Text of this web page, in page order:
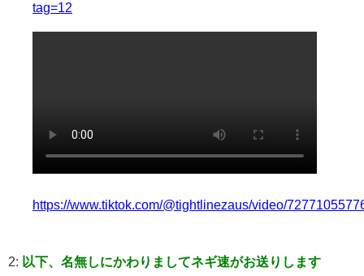
tag=12
https://www.tiktok.com/@tightlinezaus/video/
2: 以下、名無しにかわりましてネギ速がお送りします